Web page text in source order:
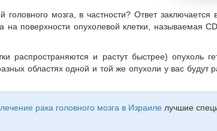
мозга, в частности? Ответ
поверхности опухолевой клетки, называемая
распространяются и растут быстрее) опухоль
областях одной и той же опухоли у вас
лечение рака головного мозга в Израиле лучшие